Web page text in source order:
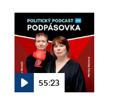
55:23